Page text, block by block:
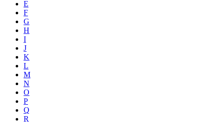
E
F
G
H
I
J
K
L
M
N
O
P
Q
R